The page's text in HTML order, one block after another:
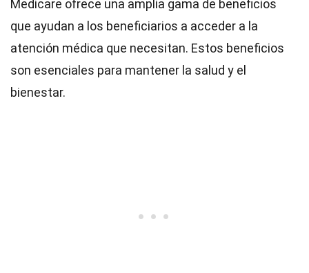
Medicare ofrece una amplia gama de beneficios
que ayudan a los beneficiarios a acceder a la
atención médica que necesitan. Estos beneficios
son esenciales para mantener la salud y el
bienestar.